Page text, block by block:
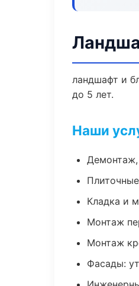
ландшафт и
до 5 лет.
Наши
Демонтаж,
Кладка и
Монтаж
Монтаж
Фасады: